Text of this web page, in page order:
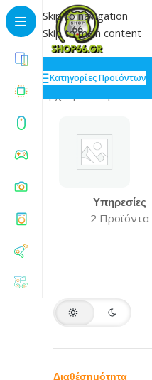
Skip to navigation
Skip to main content
Κατηγορίες Προϊόντων
Υπηρεσίες
2 Προϊόντα
Διαθέσημότητα